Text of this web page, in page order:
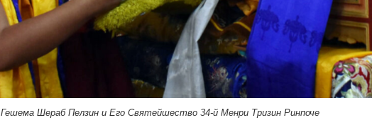
Гешема Шераб Пелзин и Его Святейшество 34-й Менри Тризин Ринпоче